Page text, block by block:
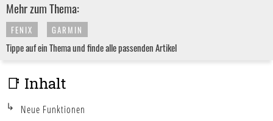
Mehr zum Thema:
FENIX GARMIN
Tippe auf ein Thema und finde alle passenden Artikel
📑 Inhalt
Neue Funktionen